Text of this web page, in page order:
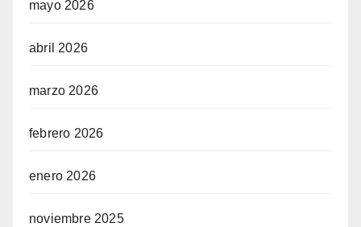
mayo 2026
abril 2026
marzo 2026
febrero 2026
enero 2026
noviembre 2025